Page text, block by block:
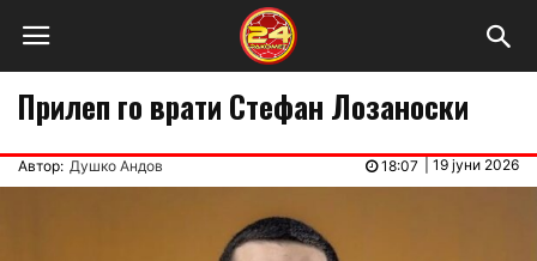
Прилеп го врати Стефан Лозаноски
Автор: Душко Андов 19 јуни 2026
18:07